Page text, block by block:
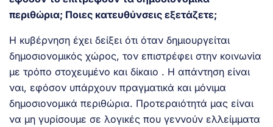
περιθώρια; Ποιες κατευθύνσεις εξετάζετε;
Η κυβέρνηση έχει δείξει ότι όταν δημιουργείται
δημοσιονομικός χώρος, τον επιστρέφει στην κοινωνία
με τρόπο στοχευμένο και δίκαιο . Η απάντηση είναι
ναι, εφόσον υπάρχουν πραγματικά και μόνιμα
δημοσιονομικά περιθώρια. Προτεραιότητά μας είναι
να μη γυρίσουμε σε λογικές που γεννούν ελλείμματα